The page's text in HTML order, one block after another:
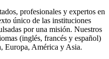
profesionales y expertos en
único de las instituciones
por una misión. Nuestros
(inglés, francés y español)
Europa, América y Asia.